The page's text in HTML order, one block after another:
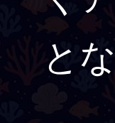
と